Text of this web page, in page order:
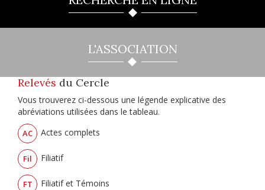
L'ASSOCIATION
Relevés du Cercle
Vous trouverez ci-dessous une légende explicative des
abréviations utilisées dans le tableau.
AC Actes complets
Fil Filiatif
FT Filiatif et Témoins